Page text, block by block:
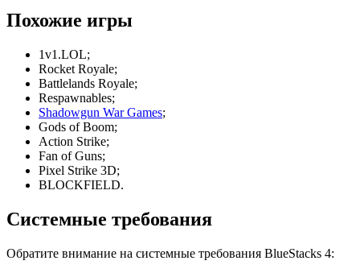
Похожие игры
1v1.LOL;
Rocket Royale;
Battlelands Royale;
Respawnables;
Shadowgun War Games;
Gods of Boom;
Action Strike;
Fan of Guns;
Pixel Strike 3D;
BLOCKFIELD.
Системные требования
Обратите внимание на системные требования BlueStacks 4: